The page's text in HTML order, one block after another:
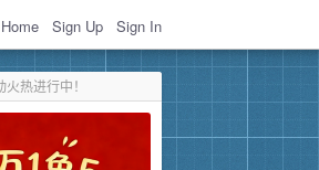
Home Sign Up Sign In
热进行中！